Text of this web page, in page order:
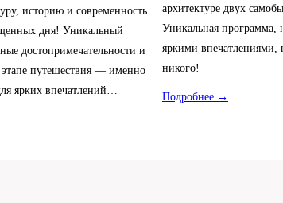
историю и современность
дня! Уникальный
достопримечательности и
путешествия — именно
ярких впечатлений…
архитектуре двух
Уникальная программа,
яркими впечатлениями,
никого!
Подробнее →